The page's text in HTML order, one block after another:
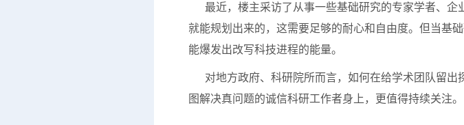
最近，楼主采访了从事一些基础研究的专家学者、企
就能规划出来的，这需要足够的耐心和自由度。但当基
能爆发出改写科技进程的能量。
对地方政府、科研院所而言，如何在给学术团队留出
图解决真问题的诚信科研工作者身上，更值得持续关注。